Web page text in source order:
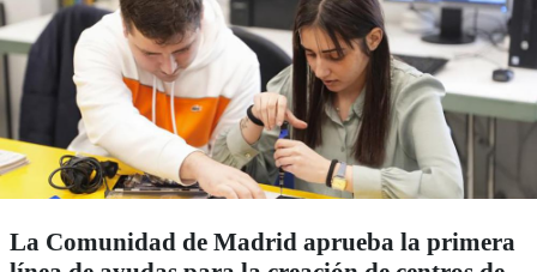
La Comunidad de Madrid aprueba la primera